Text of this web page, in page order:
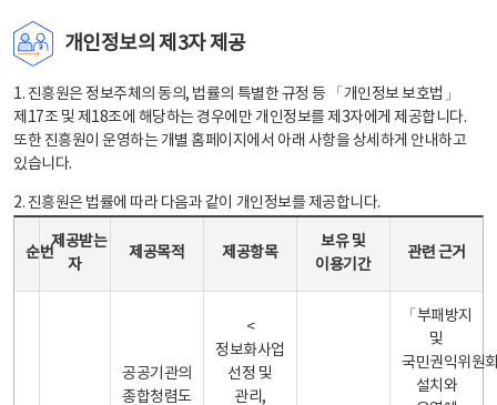
개인정보의 제3자 제공
1. 진흥원은 정보주체의 동의, 법률의 특별한 규정 등 「개인정보 보호법」
제17조 및 제18조에 해당하는 경우에만 개인정보를 제3자에게 제공합니다.
또한 진흥원이 운영하는 개별 홈페이지에서 아래 사항을 상세하게 안내하고
있습니다.
2. 진흥원은 법률에 따라 다음과 같이 개인정보를 제공합니다.
순번
제공받는
자
제공목적 제공항목
보유 및
이용기간
관련 근거
공공기관의
종합청렴도
<
정보화사업
선정 및
관리,
「부패방지
및
국민권익위원
설치와